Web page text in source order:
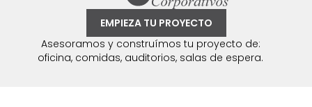
EMPIEZA TU PROYECTO
Asesoramos y construímos tu proyecto de:
oficina, comidas, auditorios, salas de espera.